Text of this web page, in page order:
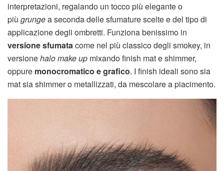
interpretazioni, regalando un tocco più elegante o
più grungea seconda delle sfumature scelte e del tipo di
applicazione degli ombretti. Funziona benissimo in
versione sfumatacome nel più classico degli smokey, in
versionehalo make up mixando finish mat e shimmer,
oppure monocromatico e grafico. I finish ideali sono sia
mat sia shimmer o metallizzati, da mescolare a piacimento.